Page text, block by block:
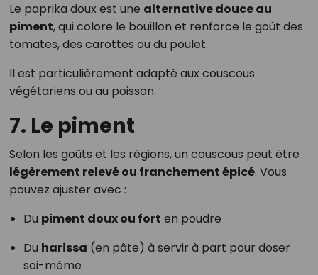
Le paprika doux est une alternative douce au
piment, qui colore le bouillon et renforce le goût des
tomates, des carottes ou du poulet.
Il est particulièrement adapté aux couscous
végétariens ou au poisson.
7. Le piment
Selon les goûts et les régions, un couscous peut être
légèrement relevé ou franchement épicé. Vous
pouvez ajuster avec :
Du piment doux ou fort en poudre
Du harissa (en pâte) à servir à part pour doser
soi-même